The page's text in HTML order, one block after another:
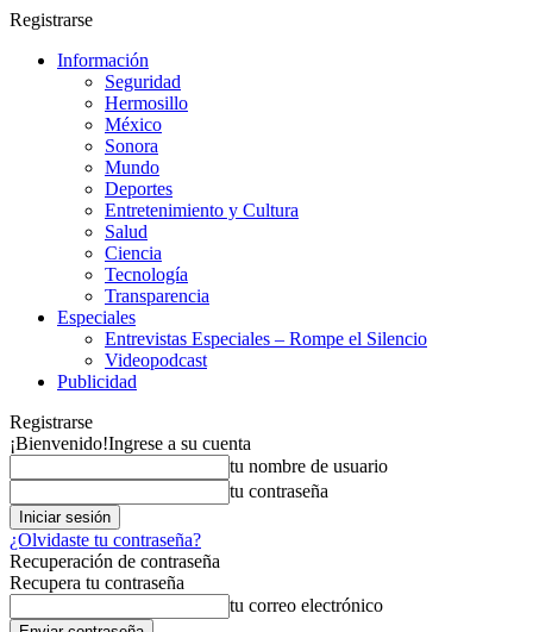
Registrarse
Información
Seguridad
Hermosillo
México
Sonora
Mundo
Deportes
Entretenimiento y Cultura
Salud
Ciencia
Tecnología
Transparencia
Especiales
Entrevistas Especiales – Rompe el Silencio
Videopodcast
Publicidad
Registrarse
¡Bienvenido!Ingrese a su cuenta
tu nombre de usuario
tu contraseña
¿Olvidaste tu contraseña?
Recuperación de contraseña
Recupera tu contraseña
tu correo electrónico